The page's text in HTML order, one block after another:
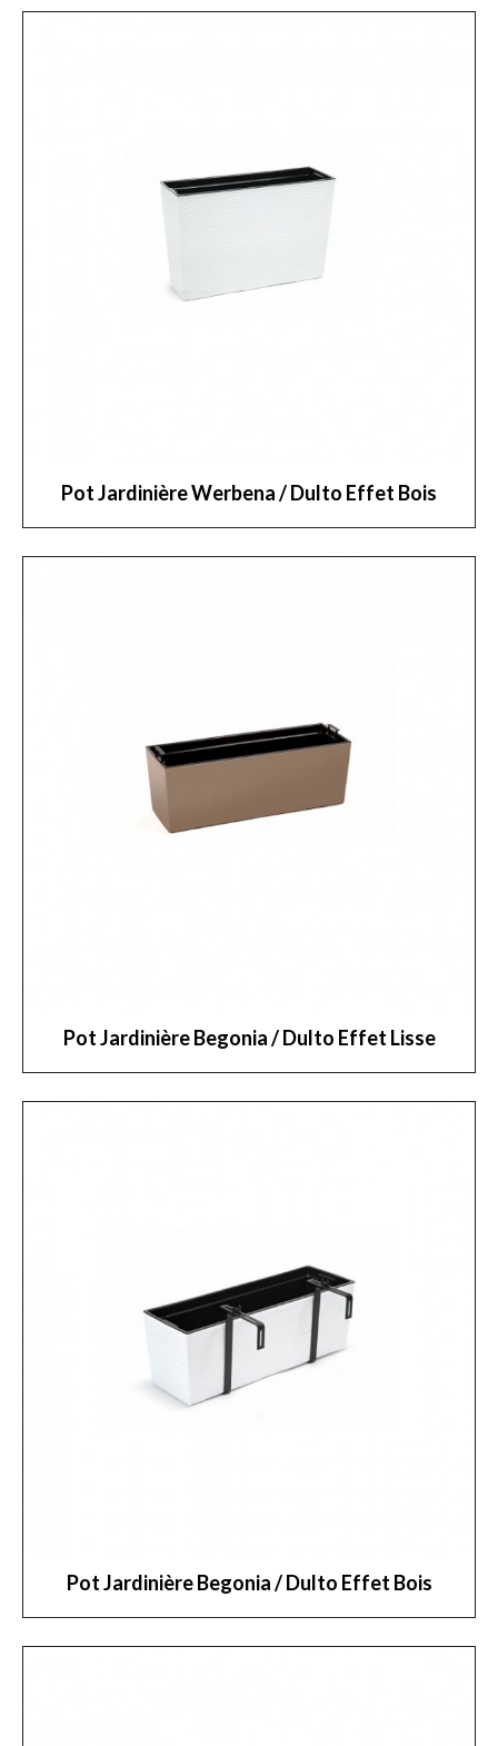
Pot Jardinière Werbena / Dulto Effet Bois
Pot Jardinière Begonia / Dulto Effet Lisse
Pot Jardinière Begonia / Dulto Effet Bois